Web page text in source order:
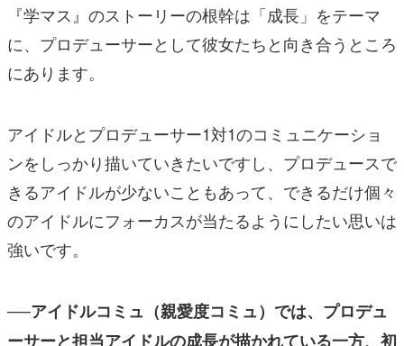
『学マス』のストーリーの根幹は「成長」をテーマ
に、プロデューサーとして彼女たちと向き合うところ
にあります。
アイドルとプロデューサー1対1のコミュニケーショ
ンをしっかり描いていきたいですし、プロデュースで
きるアイドルが少ないこともあって、できるだけ個々
のアイドルにフォーカスが当たるようにしたい思いは
強いです。
──アイドルコミュ（親愛度コミュ）では、プロデュ
ーサーと担当アイドルの成長が描かれている一方、初